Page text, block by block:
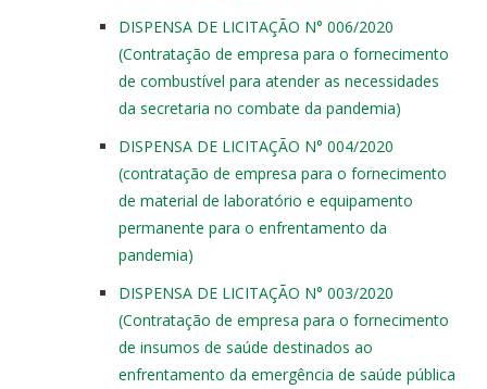
DISPENSA DE LICITAÇÃO N° 006/2020
(Contratação de empresa para o fornecimento
de combustível para atender as necessidades
da secretaria no combate da pandemia)
DISPENSA DE LICITAÇÃO N° 004/2020
(contratação de empresa para o fornecimento
de material de laboratório e equipamento
permanente para o enfrentamento da
pandemia)
DISPENSA DE LICITAÇÃO N° 003/2020
(Contratação de empresa para o fornecimento
de insumos de saúde destinados ao
enfrentamento da emergência de saúde pública